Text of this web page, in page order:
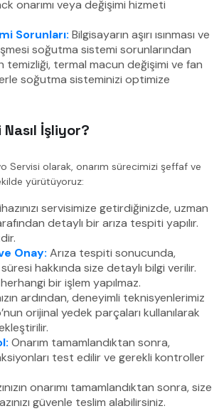
onarımı veya değişimi hizmeti
Sorunları: Bilgisayarın aşırı ısınması ve
soğutma sistemi sorunlarından
temizliği, termal macun değişimi ve fan
soğutma sisteminizi optimize
İşliyor?
Servisi olarak, onarım sürecimizi şeffaf ve
yürütüyoruz:
servisimize getirdiğinizde, uzman
detaylı bir arıza tespiti yapılır.
Onay: Arıza tespiti sonucunda,
hakkında size detaylı bilgi verilir.
bir işlem yapılmaz.
ardından, deneyimli teknisyenlerimiz
orijinal yedek parçaları kullanılarak
Onarım tamamlandıktan sonra,
test edilir ve gerekli kontroller
onarımı tamamlandıktan sonra, size
güvenle teslim alabilirsiniz.